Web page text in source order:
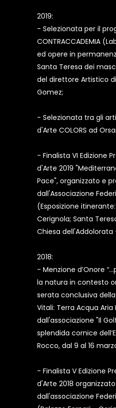
2019:
- Selezionata per il
CONTRACCADEMIA
ed opere in
Santa Teresa dei
del direttore Artistico di
Gomez;
- Selezionata tra gli
d'Arte COLORS ad
- Finalista VI Edizione
d'Arte 2019
Pace", organizzato e
dall'Associazione
(Esposizione
Cerignola; Santa
Chiesa
2018:
- Menzione d’Onore
la natura in contesto
serata conclusiva
Vitali: Terra Acqua
dall'associazione "Il
splendida cornice
Rocco, dal 9 al 16
- Finalista V Edizione
d'Arte 2018
dall'associazione